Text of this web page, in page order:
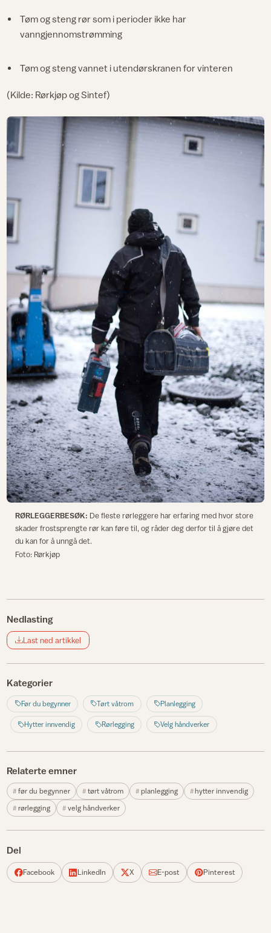
Tøm og steng rør som i perioder ikke har
vanngjennomstrømming
Tøm og steng vannet i utendørskranen for vinteren
(Kilde: Rørkjøp og Sintef)
RØRLEGGERBESØK: De fleste rørleggere har erfaring med hvor store
skader frostsprengte rør kan føre til, og råder deg derfor til å gjøre det
du kan for å unngå det.
Foto: Rørkjøp
Nedlasting
Last ned artikkel
Kategorier
Før du begynner Tørt våtrom Planlegging
Hytter innvendig Rørlegging Velg håndverker
Relaterte emner
før du begynner tørt våtrom planlegging
hytter innvendig
rørlegging
velg håndverker
Del
Facebook LinkedIn X E-post Pinterest